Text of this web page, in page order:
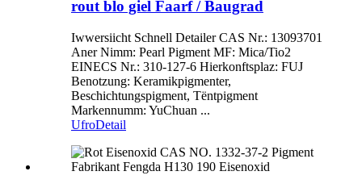
rout blo giel Faarf / Baugrad
Iwwersiicht Schnell Detailer CAS Nr.: 13093701
Aner Nimm: Pearl Pigment MF: Mica/Tio2
EINECS Nr.: 310-127-6 Hierkonftsplaz: FUJ
Benotzung: Keramikpigmenter,
Beschichtungspigment, Tëntpigment
Markennumm: YuChuan ...
UfroDetail